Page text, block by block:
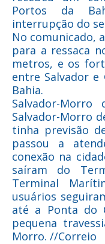
Portos da
interrupção do
No comunicado,
para a ressaca
metros, e os
entre Salvador e
Bahia.
Salvador-
Salvador-Morro
tinha previsão
passou a
conexão na
saíram do
Terminal
usuários
até a Ponta do
pequena
Morro. //Correio